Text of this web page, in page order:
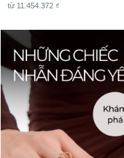
từ 11.454.372 ₫